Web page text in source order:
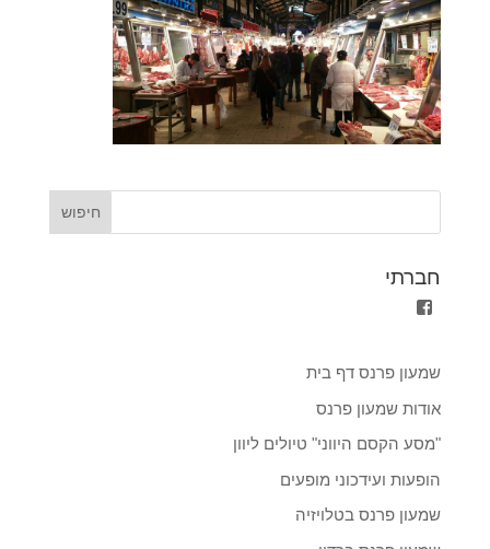
חברתי
fref=ts
Facebook
שמעון פרנס דף בית
אודות שמעון פרנס
"מסע הקסם היווני" טיולים ליוון
הופעות ועידכוני מופעים
שמעון פרנס בטלויזיה